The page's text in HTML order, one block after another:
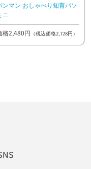
ンマン おしゃべり知育パソ
ニ
格2,480円 （税込価格2,728円）